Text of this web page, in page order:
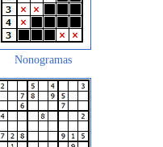
Nonogramas